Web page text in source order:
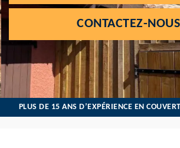
CONTACTEZ-
PLUS DE 15 ANS D’EXPÉRIENCE EN